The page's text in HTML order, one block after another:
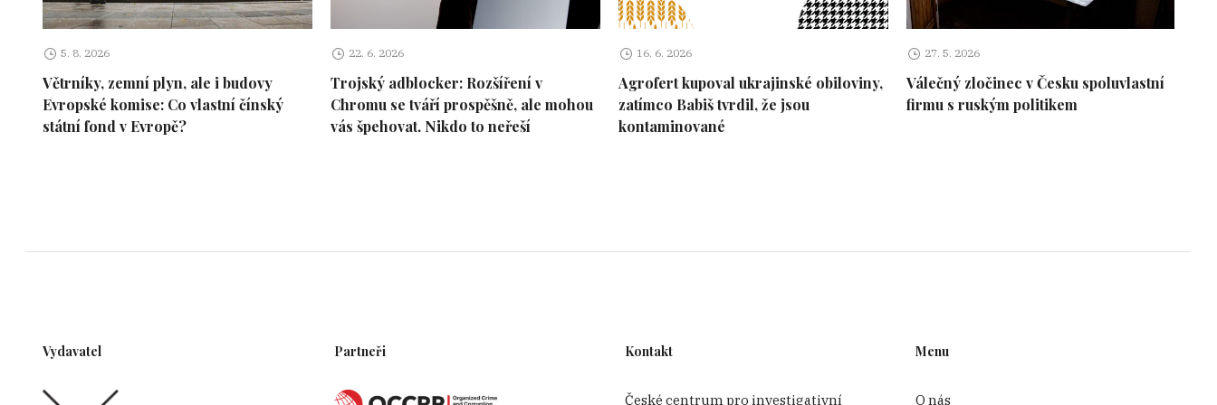
Safe Secure Packing (Shenzhen) Co.,
17.3. 4 mil.
271 076 400
LIYI TRADE LIMITED 17.3. 1,5 mil. 3,32 USD 120 964 200 czk
HUANSHENG TIANJIN
17.3. 1 mil. 2,27 USD
Beijing YuanyeHengxing
1 mil.
5. 8. 2026
Větrníky, zemní plyn, ale i budovy
Evropské komise: Co vlastní čínský
státní fond v Evropě?
22. 6. 2026
Trojský adblocker: Rozšíření v
Chromu se tváří prospěšně, ale mohou
vás špehovat. Nikdo to neřeší
16. 6. 2026
Agrofert kupoval ukrajinské obiloviny,
zatímco Babiš tvrdil, že jsou
kontaminované
27. 5. 2026
Válečný zločinec v Česku spoluvlastní
firmu s ruským politikem
Vydavatel Partneři Kontakt
České centrum pro investigativní
Menu
O nás